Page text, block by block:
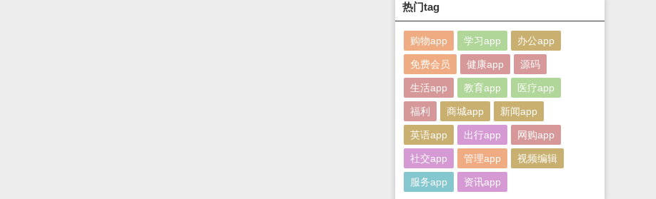
热门tag
购物app 学习app 办公app
免费会员 健康app 源码
生活app 教育app 医疗app
福利 商城app 新闻app
英语app 出行app 网购app
社交app 管理app 视频编辑
服务app 资讯app